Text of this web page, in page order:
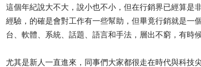
這個年紀說大不大，說小也不小，但在行銷界已經算是
經驗，的確是會對工作有一些幫助，但畢竟行銷就是一
台、軟體、系統、話題、語言和手法，層出不窮，有時
尤其是新人一直進來，同事們大家都很走在時代與科技